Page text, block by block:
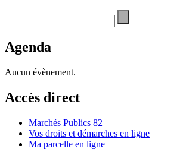
Agenda
Aucun évènement.
Accès direct
Marchés Publics 82
Vos droits et démarches en ligne
Ma parcelle en ligne